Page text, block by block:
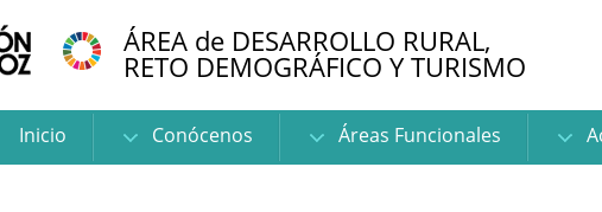
ÁREA de DESARROLLO RURAL,
RETO DEMOGRÁFICO Y TURISMO
Inicio Conócenos Áreas Funcionales